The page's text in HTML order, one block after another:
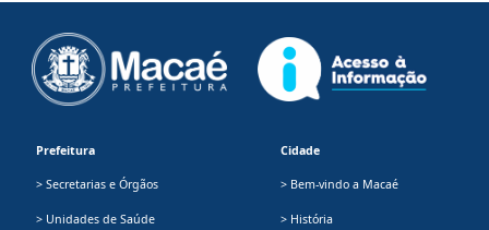
Prefeitura
> Secretarias e Órgãos
> Unidades de Saúde
Cidade
> Bem-vindo a Macaé
> História